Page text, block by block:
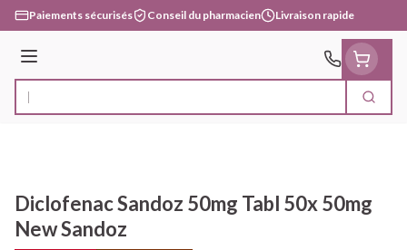
Aller au contenu
Paiements sécurisés Conseil du pharmacien Livraison rapide
Menu
Rechercher
Diclofenac Sandoz 50mg Tabl 50x 50mg
New Sandoz